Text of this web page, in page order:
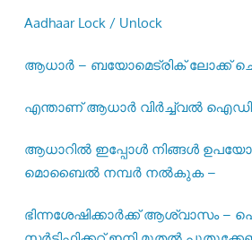
Aadhaar Lock / Unlock
ആധാർ – ബയോമെട്രിക് ലോക്ക്
എന്താണ് ആധാർ വിർച്ച്വൽ ഐഡി
ആധാറിൽ ഇപ്പോൾ നിങ്ങൾ
മൊബൈൽ നമ്പർ നൽകുക –
ഭിന്നശേഷിക്കാർക്ക് ആശ്വാസം –